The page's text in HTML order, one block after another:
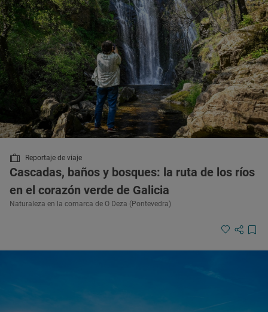
Reportaje de viaje
Cascadas, baños y bosques: la ruta de los ríos
en el corazón verde de Galicia
Naturaleza en la comarca de O Deza (Pontevedra)